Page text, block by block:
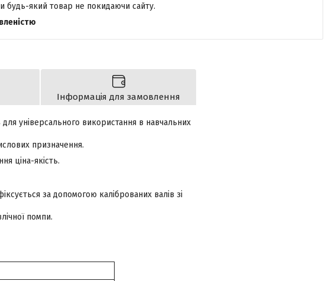
будь-який товар не покидаючи сайту.
Інформація для замовлення
для універсального використання в навчальних
призначення.
ціна-якість.
за допомогою каліброваних валів зі
помпи.